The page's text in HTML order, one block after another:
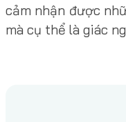
cảm nhận được
mà cụ thể là giác